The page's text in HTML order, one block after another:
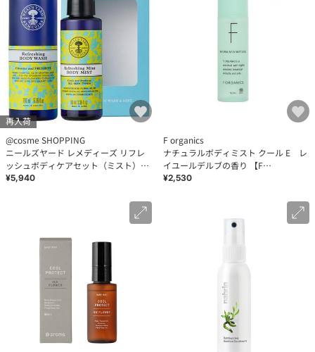
再入荷
@cosme SHOPPING
ニールズヤード レメディーズ リフレ
ッシュボディケアセット（ミスト）
(100ml×1、200ml×1)
¥5,940
F organics
ナチュラルボディミスト クール E レ
イユールデルブの香り 【F
ORGANICS】
¥2,530